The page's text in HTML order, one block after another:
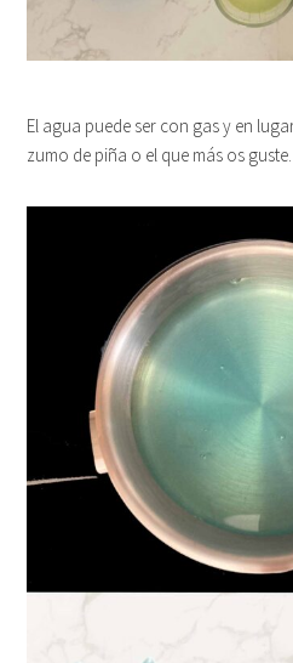
El agua puede ser con gas y en
zumo de piña o el que más os guste.